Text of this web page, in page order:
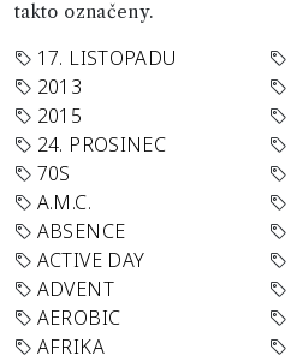
takto označeny.
17. LISTOPADU
2013
2015
24. PROSINEC
70S
A.M.C.
ABSENCE
ACTIVE DAY
ADVENT
AEROBIC
AFRIKA